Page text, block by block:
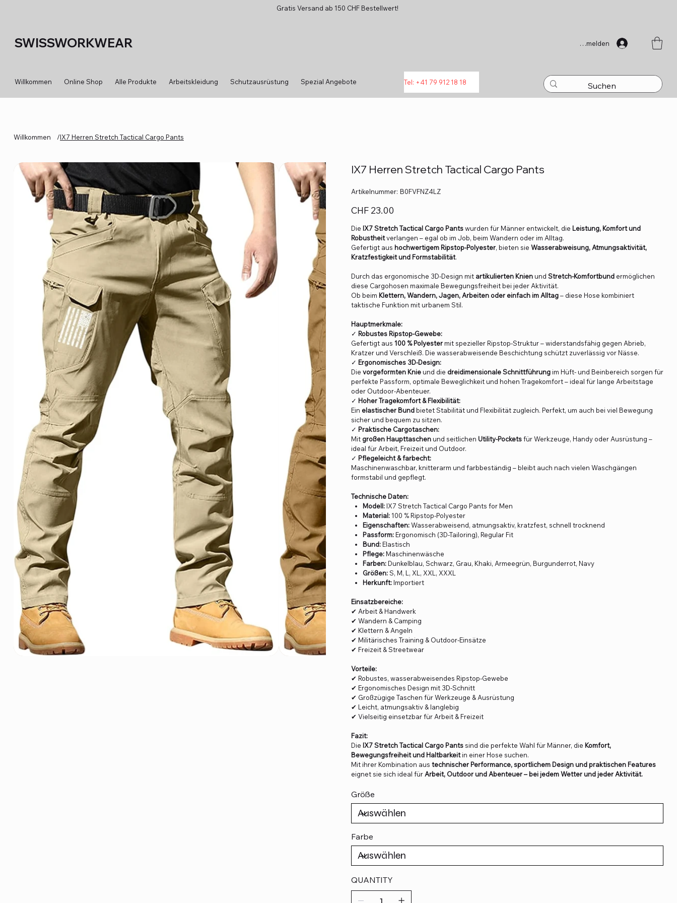
Gratis Versand ab 150 CHF Bestellwert!
SWISSWORKWEAR
Willkommen Online Shop Alle Produkte Arbeitskleidung Schutzausrüstung Spezial Angebote Tel: +41 79 912 18 18
Anmelden
Willkommen /IX7 Herren Stretch Tactical Cargo Pants
IX7 Herren Stretch Tactical Cargo Pants
Artikelnummer: Artikelnummer:
‎B0FVFNZ4LZ
‎B0FVFNZ4LZ
Preis
CHF 23.00
Die IX7 Stretch Tactical Cargo Pantswurden für Männer entwickelt, die Leistung, Komfort und
Robustheitverlangen – egal ob im Job, beim Wandern oder im Alltag.
Gefertigt aus hochwertigem Ripstop-Polyester, bieten sie Wasserabweisung, Atmungsaktivität,
Kratzfestigkeit und Formstabilität.
Durch das ergonomische 3D-Design mit artikulierten Knienund Stretch-Komfortbund ermöglichen
diese Cargohosen maximale Bewegungsfreiheit bei jeder Aktivität.
Ob beim Klettern, Wandern, Jagen, Arbeiten oder einfach im Alltag– diese Hose kombiniert
taktische Funktion mit urbanem Stil.
Hauptmerkmale:
✓ Robustes Ripstop-Gewebe:
Gefertigt aus 100 % Polyestermit spezieller Ripstop-Struktur – widerstandsfähig gegen Abrieb,
Kratzer und Verschleiß. Die wasserabweisende Beschichtung schützt zuverlässig vor Nässe.
✓ Ergonomisches 3D-Design:
Die vorgeformten Knieund die dreidimensionale Schnittführungim Hüft- und Beinbereich sorgen für
perfekte Passform, optimale Beweglichkeit und hohen Tragekomfort – ideal für lange Arbeitstage
oder Outdoor-Abenteuer.
✓ Hoher Tragekomfort & Flexibilität:
Ein elastischer Bundbietet Stabilität und Flexibilität zugleich. Perfekt, um auch bei viel Bewegung
sicher und bequem zu sitzen.
✓ Praktische Cargotaschen:
Mit großen Haupttaschenund seitlichen Utility-Pocketsfür Werkzeuge, Handy oder Ausrüstung –
ideal für Arbeit, Freizeit und Outdoor.
✓ Pflegeleicht & farbecht:
Maschinenwaschbar, knitterarm und farbbeständig – bleibt auch nach vielen Waschgängen
formstabil und gepflegt.
Technische Daten:
Modell:IX7 Stretch Tactical Cargo Pants for Men
Material:100 % Ripstop-Polyester
Eigenschaften:Wasserabweisend, atmungsaktiv, kratzfest, schnell trocknend
Passform:Ergonomisch (3D-Tailoring), Regular Fit
Bund:Elastisch
Pflege:Maschinenwäsche
Farben:Dunkelblau, Schwarz, Grau, Khaki, Armeegrün, Burgunderrot, Navy
Größen:S, M, L, XL, XXL, XXXL
Herkunft:Importiert
Einsatzbereiche:
✔ Arbeit & Handwerk
✔ Wandern & Camping
✔ Klettern & Angeln
✔ Militärisches Training & Outdoor-Einsätze
✔ Freizeit & Streetwear
Vorteile:
✔ Robustes, wasserabweisendes Ripstop-Gewebe
✔ Ergonomisches Design mit 3D-Schnitt
✔ Großzügige Taschen für Werkzeuge & Ausrüstung
✔ Leicht, atmungsaktiv & langlebig
✔ Vielseitig einsetzbar für Arbeit & Freizeit
Fazit:
Die IX7 Stretch Tactical Cargo Pantssind die perfekte Wahl für Männer, die Komfort,
Bewegungsfreiheit und Haltbarkeitin einer Hose suchen.
Mit ihrer Kombination aus technischer Performance, sportlichem Design und praktischen Features
eignet sie sich ideal fürArbeit, Outdoor und Abenteuer – bei jedem Wetter und jeder Aktivität.
Größe
Farbe
QUANTITY